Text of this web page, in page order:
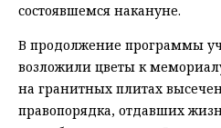
состоявшемся накануне.
В продолжение программы
возложили цветы к
на гранитных плитах
правопорядка, отдавших